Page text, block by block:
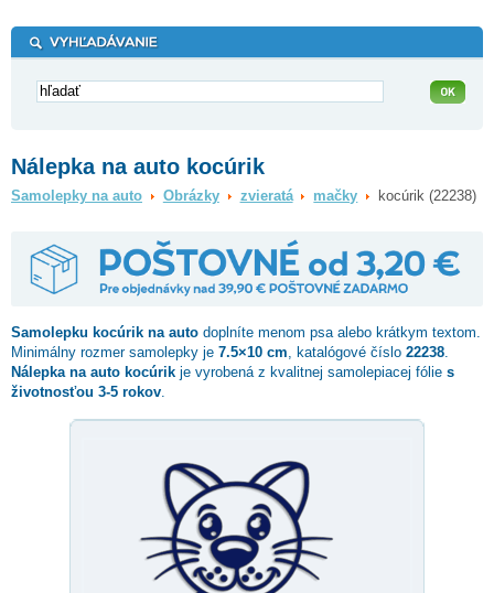
Nálepka na auto kocúrik
Samolepky na auto Obrázky zvieratá mačky kocúrik (22238)
Samolepku kocúrik na auto doplníte menom psa alebo krátkym textom.
Minimálny rozmer samolepky je 7.5×10 cm , katalógové číslo 22238
Nálepka na auto kocúrik je vyrobená z kvalitnej samolepiacej fólie s
životnosťou 3-5 rokov